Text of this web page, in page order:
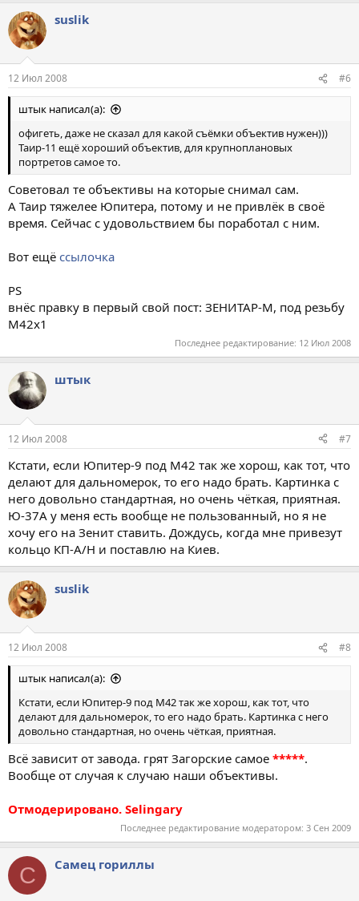
suslik
12 Июл 2008 #6
штык написал(а):
офигеть, даже не сказал для какой съёмки объектив нужен)))
Таир-11 ещё хороший объектив, для крупноплановых
портретов самое то.
Советовал те объективы на которые снимал сам.
А Таир тяжелее Юпитера, потому и не привлёк в своё
время. Сейчас с удовольствием бы поработал с ним.
Вот ещё ссылочка
PS
внёс правку в первый свой пост: ЗЕНИТАР-М, под резьбу
M42x1
Последнее редактирование: 12 Июл 2008
штык
12 Июл 2008 #7
Кстати, если Юпитер-9 под М42 так же хорош, как тот, что
делают для дальномерок, то его надо брать. Картинка с
него довольно стандартная, но очень чёткая, приятная.
Ю-37А у меня есть вообще не пользованный, но я не
хочу его на Зенит ставить. Дождусь, когда мне привезут
кольцо КП-А/Н и поставлю на Киев.
suslik
12 Июл 2008 #8
штык написал(а):
Кстати, если Юпитер-9 под М42 так же хорош, как тот, что
делают для дальномерок, то его надо брать. Картинка с него
довольно стандартная, но очень чёткая, приятная.
Всё зависит от завода. грят Загорские самое *****.
Вообще от случая к случаю наши объективы.
Отмодерировано. Selingary
Последнее редактирование модератором: 3 Сен 2009
С Самец гориллы